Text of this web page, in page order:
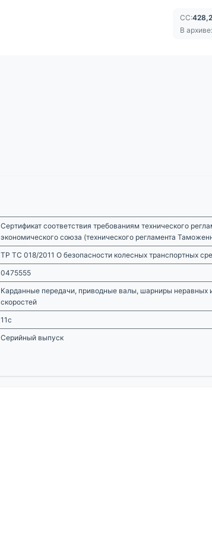
СС:
В архиве:
Сертификат соответствия требованиям технического
экономического союза (технического регламента
ТР ТС 018/2011 О безопасности колесных транспортных
0475555
Карданные передачи, приводные валы, шарниры неравных
скоростей
11с
Серийный выпуск